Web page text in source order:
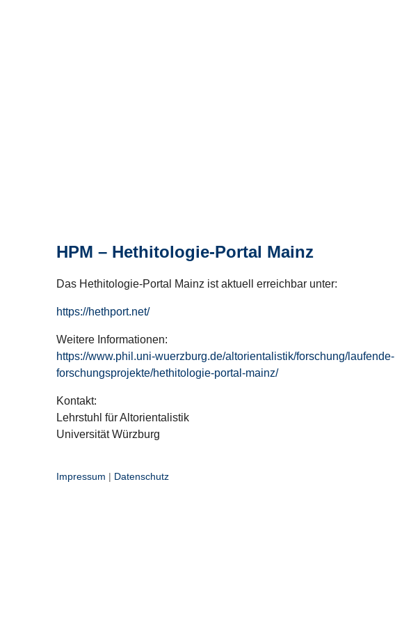
HPM – Hethitologie-Portal Mainz
Das Hethitologie-Portal Mainz ist aktuell erreichbar unter:
https://hethport.net/
Weitere Informationen:
https://www.phil.uni-wuerzburg.de/altorientalistik/forschung/laufende-
forschungsprojekte/hethitologie-portal-mainz/
Kontakt:
Lehrstuhl für Altorientalistik
Universität Würzburg
Impressum | Datenschutz